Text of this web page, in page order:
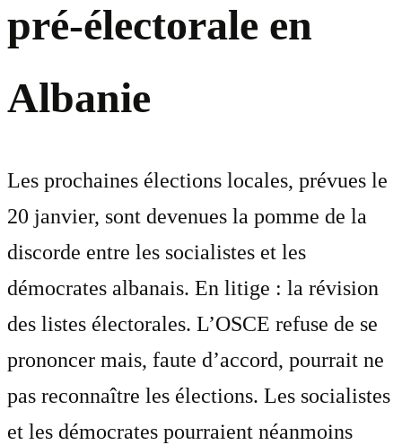
pré-électorale en
Albanie
Les prochaines élections locales, prévues le
20 janvier, sont devenues la pomme de la
discorde entre les socialistes et les
démocrates albanais. En litige : la révision
des listes électorales. L’OSCE refuse de se
prononcer mais, faute d’accord, pourrait ne
pas reconnaître les élections. Les socialistes
et les démocrates pourraient néanmoins